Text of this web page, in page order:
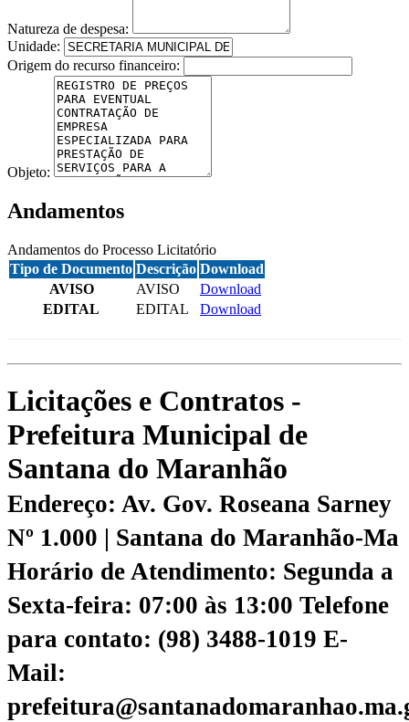
Natureza de despesa:
Unidade:
Origem do recurso financeiro:
Objeto:
Andamentos
Andamentos do Processo Licitatório
Tipo de Documento Descrição Download
AVISO
AVISO
Download
EDITAL
EDITAL Download
Licitações e Contratos -
Prefeitura Municipal de
Santana do Maranhão
Endereço: Av. Gov. Roseana Sarney
Nº 1.000 | Santana do Maranhão-Ma
Horário de Atendimento: Segunda a
Sexta-feira: 07:00 às 13:00 Telefone
para contato: (98) 3488-1019 E-
Mail: